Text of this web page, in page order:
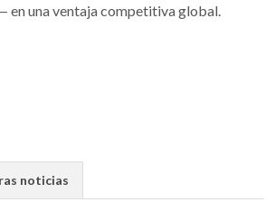
en una ventaja competitiva global.
noticias